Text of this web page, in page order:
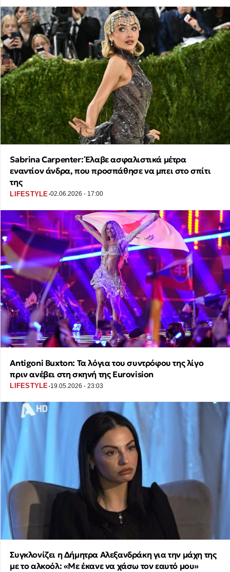
Sabrina Carpenter: Έλαβε ασφαλιστικά μέτρα
εναντίον άνδρα, που προσπάθησε να μπει στο σπίτι
της
LIFESTYLE ·02.06.2026 - 17:00
Antigoni Buxton: Τα λόγια του συντρόφου της λίγο
πριν ανέβει στη σκηνή της Eurovision
LIFESTYLE·19.05.2026 - 23:03
Συγκλονίζει η Δήμητρα Αλεξανδράκη για την μάχη της
με το αλκοόλ: «Με έκανε να χάσω τον εαυτό μου»